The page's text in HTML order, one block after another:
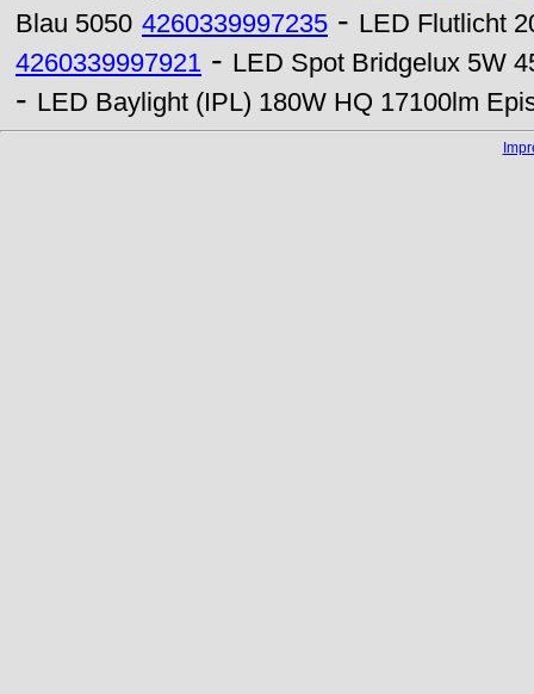
Blau 5050 4260339997235 - LED Flutlicht
4260339997921 - LED Spot Bridgelux 5W
- LED Baylight (IPL) 180W HQ 17100lm